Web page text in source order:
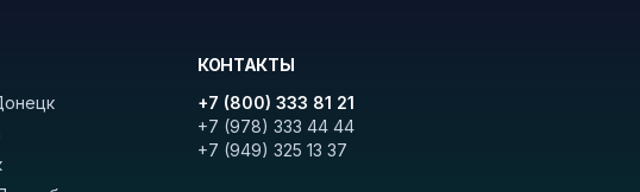
КОНТАКТЫ
+7 (800) 333 81 21
+7 (978) 333 44 44
+7 (949) 325 13 37